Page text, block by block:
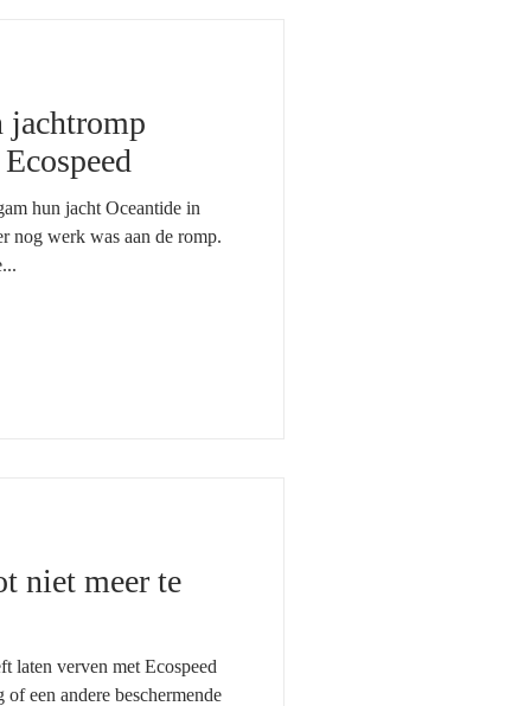
jachtromp
hun jacht Oceantide in
nog werk was aan de romp.
niet meer te
laten verven met Ecospeed
een andere beschermende